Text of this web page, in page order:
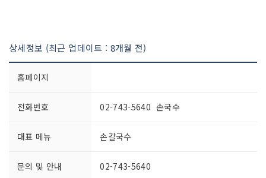
상세정보 (최근 업데이트 : 8개월 전)
홈페이지
전화번호 02-743-5640 손국수
대표 메뉴 손칼국수
문의 및 안내 02-743-5640